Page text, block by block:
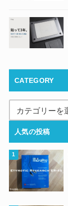
CATEGORY
人気の投稿